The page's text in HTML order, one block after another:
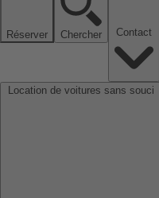
Réserver Chercher